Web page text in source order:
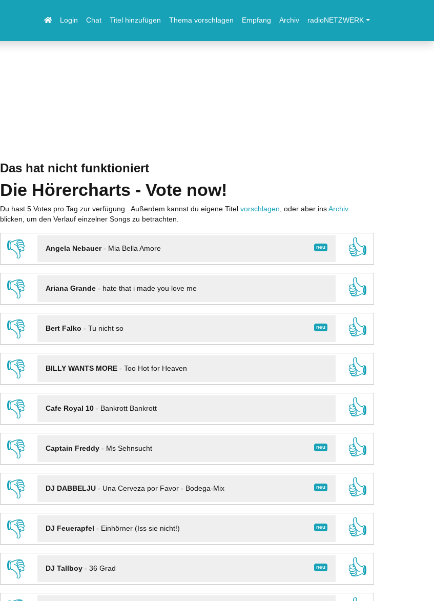
Login Chat Titel hinzufügen Thema vorschlagen Empfang Archiv radioNETZWERK
Das hat nicht funktioniert
Die Hörercharts - Vote now!
Du hast 5 Votes pro Tag zur verfügung.. Außerdem kannst du eigene Titel vorschlagen , oder aber ins Archiv
blicken, um den Verlauf einzelner Songs zu betrachten.
👎 neu
Angela Nebauer- Mia Bella Amore
👍
👎
Ariana Grande- hate that i made you love me
👍
👎
neu
Bert Falko - Tu nicht so
👍
👎
BILLY WANTS MORE- Too Hot for Heaven
👍
👎
Cafe Royal 10- Bankrott Bankrott
👍
👎
neu
Captain Freddy- Ms Sehnsucht
👍
👎
neu
DJ DABBELJU- Una Cerveza por Favor - Bodega-Mix
👍
👎
neu
DJ Feuerapfel - Einhörner (Iss sie nicht!)
👍
👎
neu
DJ Tallboy- 36 Grad
👍